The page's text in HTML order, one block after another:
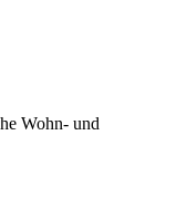
Wohn- und